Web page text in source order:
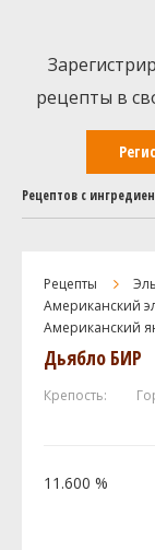
рецепты в
Рецептов с
Рецепты
Эль
Американский
Американский
Дьябло БИР
Крепость:
11.600 %